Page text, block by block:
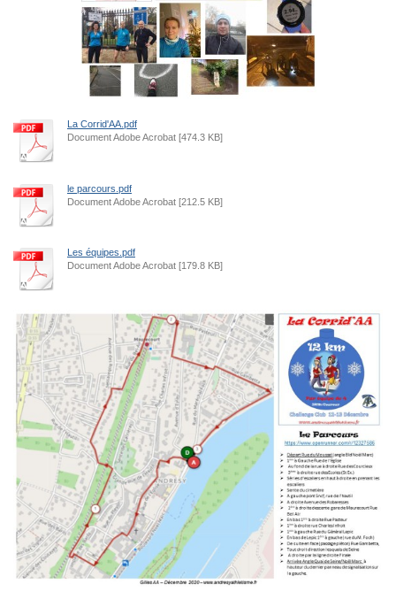
La Corrid'AA.pdf
Document Adobe Acrobat [474.3 KB]
le parcours.pdf
Document Adobe Acrobat [212.5 KB]
Les équipes.pdf
Document Adobe Acrobat [179.8 KB]